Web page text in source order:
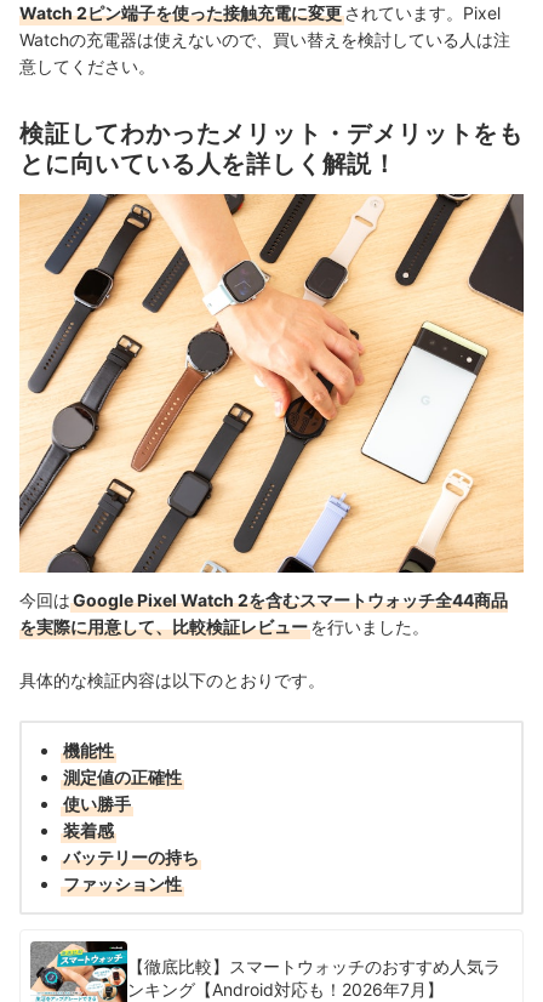
Watch 2ピン端子を使った接触充電に変更されています。Pixel
Watchの充電器は使えないので、買い替えを検討している人は注
意してください。
検証してわかったメリット・デメリットをも
とに向いている人を詳しく解説！
今回はGoogle Pixel Watch 2を含むスマートウォッチ全44商品
を実際に用意して、比較検証レビューを行いました。
具体的な検証内容は以下のとおりです。
機能性
測定値の正確性
使い勝手
装着感
バッテリーの持ち
ファッション性
【徹底比較】スマートウォッチのおすすめ人気ラ
ンキング【Android対応も！2026年7月】